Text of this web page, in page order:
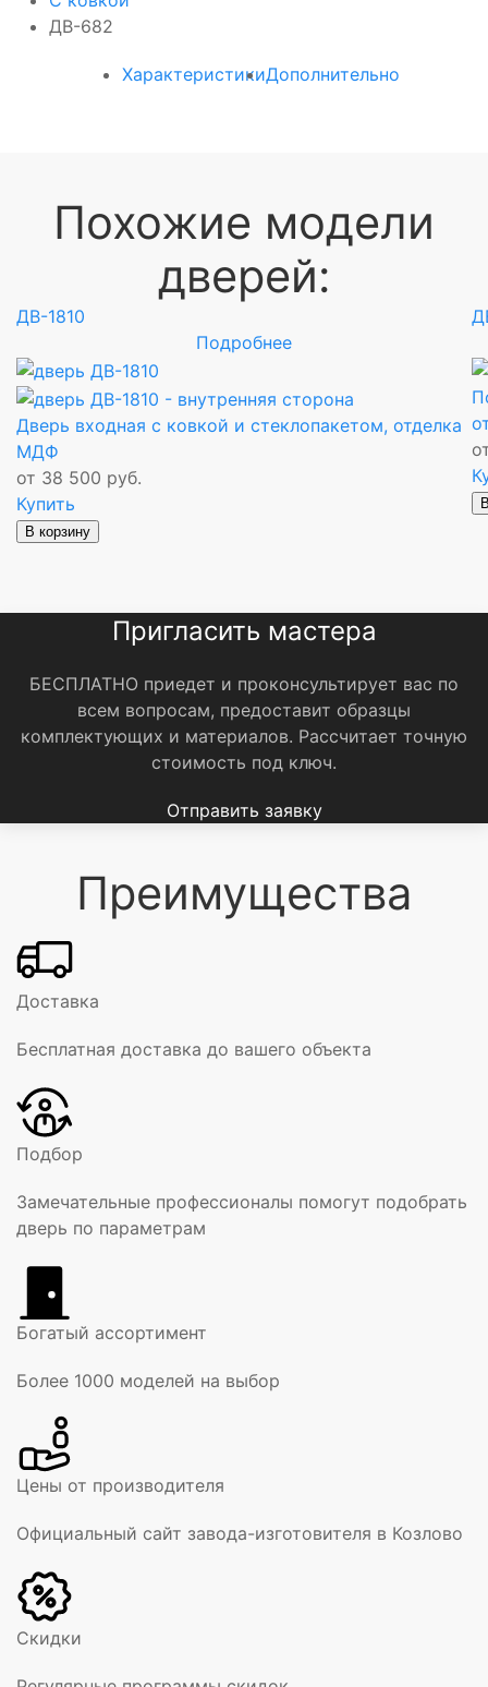
ДВ-682
ХарактеристикиДополнительно
Похожие модели
дверей:
ДВ-1810
Подробнее
Дверь входная с ковкой и стеклопакетом, отделка
МДФ
от 38 500 руб.
Купить
В корзину
Пригласить мастера
БЕСПЛАТНО приедет и проконсультирует вас по
всем вопросам, предоставит образцы
комплектующих и материалов. Рассчитает точную
стоимость под ключ.
Отправить заявку
Преимущества
Доставка
Бесплатная доставка до вашего объекта
Подбор
Замечательные профессионалы помогут подобрать
дверь по параметрам
Богатый ассортимент
Более 1000 моделей на выбор
Цены от производителя
Официальный сайт завода-изготовителя в Козлово
Скидки